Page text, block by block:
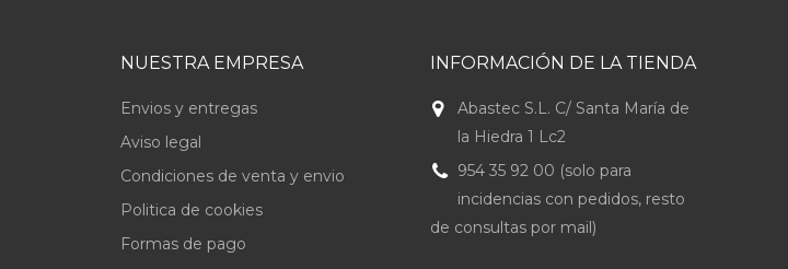
NUESTRA EMPRESA
Envios y entregas
Aviso legal
Condiciones de venta y envio
Politica de cookies
Formas de pago
INFORMACIÓN DE LA TIENDA
Abastec S.L. C/ Santa María de
la Hiedra 1 Lc2
954 35 92 00 (solo para
incidencias con pedidos, resto
de consultas por mail)